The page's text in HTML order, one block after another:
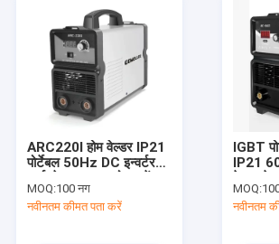
ARC220I होम वेल्डर IP21
पोर्टेबल 50Hz DC इन्वर्टर
MOQ:100 नग
नवीनतम कीमत पता करें
IGBT
IP21
MOQ:
नवीनतम